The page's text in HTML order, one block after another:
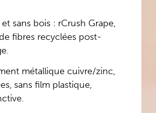
sans bois : rCrush Grape,
fibres recyclées post-
métallique cuivre/zinc,
sans film plastique,